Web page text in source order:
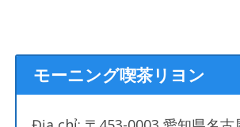
モーニング喫茶リヨン